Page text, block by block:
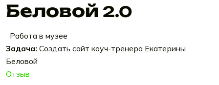
Беловой 2.0
Работа в музее
Задача: Создать сайт коуч-тренера Екатерины
Беловой
Отзыв